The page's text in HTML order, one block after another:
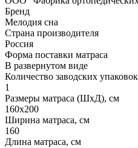
Бренд
Мелодия сна
Страна производителя
Россия
Форма поставки матраса
В развернутом виде
Количество заводских упаковок
1
Размеры матраса (ШхД), см
160х200
Ширина матраса, см
160
Длина матраса, см